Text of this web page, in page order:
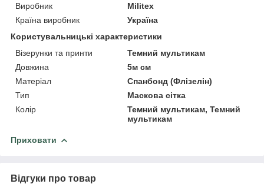
Виробник
Militex
Країна виробник
Україна
Користувальницькі характеристики
Візерунки та принти
Темний мультикам
Довжина
5м см
Матеріал
Спанбонд (Флізелін)
Тип
Маскова сітка
Колір
Темний мультикам, Темний
мультикам
Приховати
Відгуки про товар